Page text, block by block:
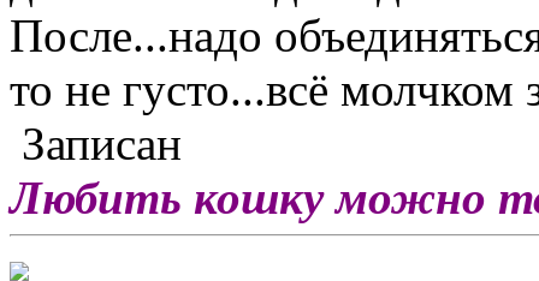
После...надо
то не густо...всё молчком
Записан
Любить кошку можно